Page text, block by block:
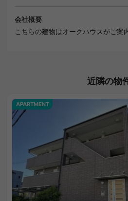
会社概要
こちらの建物はオークハウスがご案
近隣の物
APARTMENT